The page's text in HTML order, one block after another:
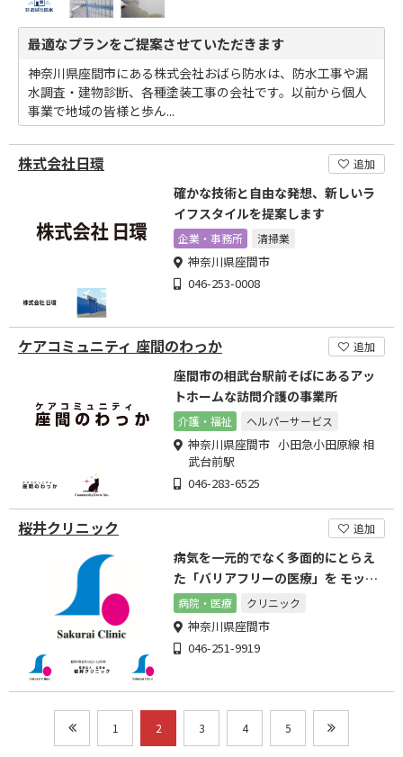
最適なプランをご提案させていただきます
神奈川県座間市にある株式会社おばら防水は、防水工事や漏
水調査・建物診断、各種塗装工事の会社です。以前から個人
事業で地域の皆様と歩ん...
株式会社日環 追加
確かな技術と自由な発想、新しいラ
イフスタイルを提案します
企業・事務所 清掃業
神奈川県座間市
046-253-0008
ケアコミュニティ 座間のわっか 追加
座間市の相武台駅前そばにあるアッ
トホームな訪問介護の事業所
介護・福祉 ヘルパーサービス
神奈川県座間市 小田急小田原線 相
武台前駅
046-283-6525
桜井クリニック 追加
病気を一元的でなく多面的にとらえ
た「バリアフリーの医療」を モット
ーに頑張っております。
病院・医療 クリニック
神奈川県座間市
046-251-9919
1 2 3 4 5